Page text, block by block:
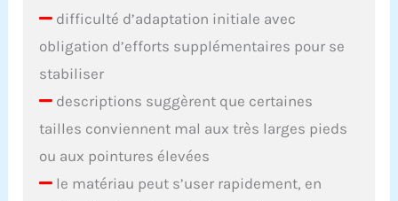
difficulté d’adaptation initiale avec
obligation d’efforts supplémentaires pour se
stabiliser
descriptions suggèrent que certaines
tailles conviennent mal aux très larges pieds
ou aux pointures élevées
le matériau peut s’user rapidement, en